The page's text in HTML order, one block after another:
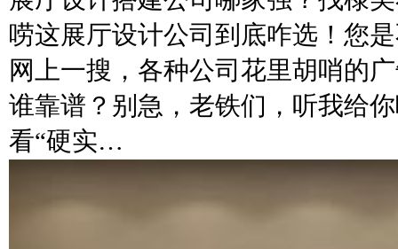
唠这展厅设计公司到底咋选！您
网上一搜，各种公司花里胡哨的
谁靠谱？别急，老铁们，听我给
看“硬实…